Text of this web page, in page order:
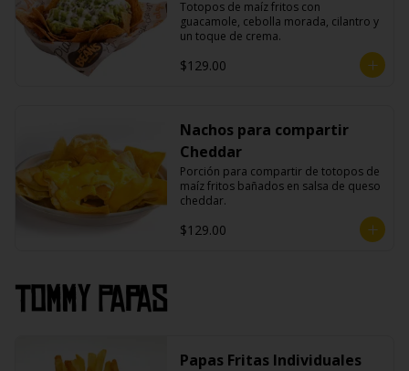
Totopos de maíz fritos con
guacamole, cebolla morada, cilantro y
un toque de crema.
$129.00
Nachos para compartir
Cheddar
Porción para compartir de totopos de
maíz fritos bañados en salsa de queso
cheddar.
$129.00
Tommy Papas
Papas Fritas Individuales